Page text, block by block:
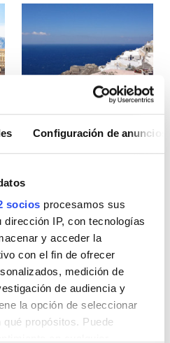
Configuración de anuncios
socios procesamos sus
IP, con tecnologías
y acceder la
con el fin de ofrecer
medición de
de audiencia y
la opción de seleccionar
propósitos. Puede
B
Grecia